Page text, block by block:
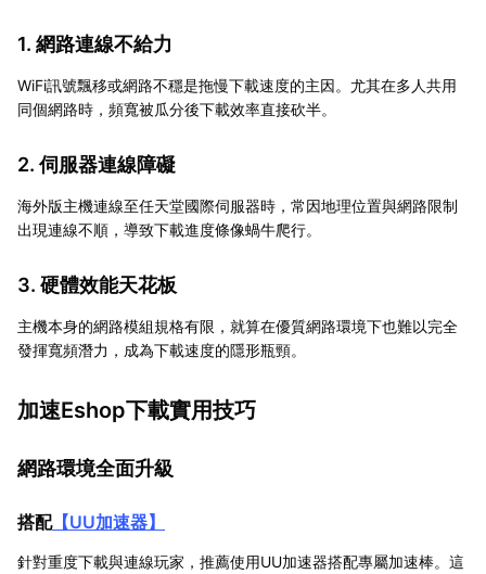
1. 網路連線不給力
WiFi訊號飄移或網路不穩是拖慢下載速度的主因。尤其在多人共用
同個網路時，頻寬被瓜分後下載效率直接砍半。
2. 伺服器連線障礙
海外版主機連線至任天堂國際伺服器時，常因地理位置與網路限制
出現連線不順，導致下載進度條像蝸牛爬行。
3. 硬體效能天花板
主機本身的網路模組規格有限，就算在優質網路環境下也難以完全
發揮寬頻潛力，成為下載速度的隱形瓶頸。
加速Eshop下載實用技巧
網路環境全面升級
搭配【UU加速器】
針對重度下載與連線玩家，推薦使用UU加速器搭配專屬加速棒。這